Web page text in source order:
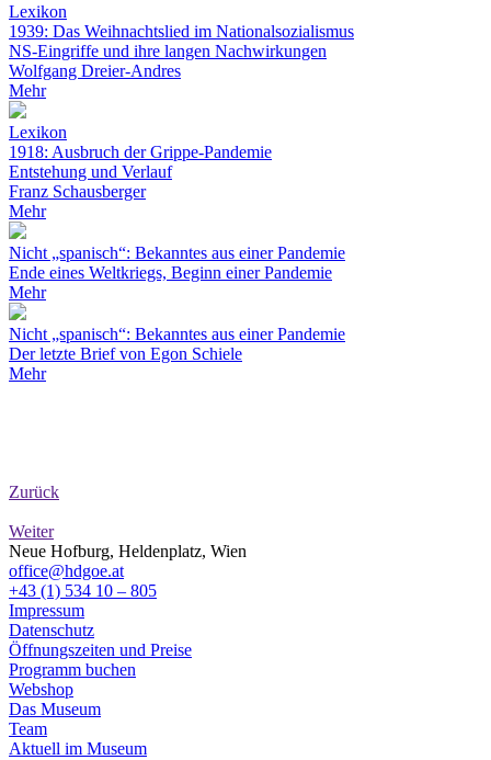
Lexikon
1939: Das Weihnachtslied im Nationalsozialismus
NS-Eingriffe und ihre langen Nachwirkungen
Wolfgang Dreier-Andres
Mehr
Lexikon
1918: Ausbruch der Grippe-Pandemie
Entstehung und Verlauf
Franz Schausberger
Mehr
Nicht „spanisch“: Bekanntes aus einer Pandemie
Ende eines Weltkriegs, Beginn einer Pandemie
Mehr
Nicht „spanisch“: Bekanntes aus einer Pandemie
Der letzte Brief von Egon Schiele
Mehr
Zurück
Weiter
Neue Hofburg, Heldenplatz, Wien
office@hdgoe.at
+43 (1) 534 10 – 805
Impressum
Datenschutz
Öffnungszeiten und Preise
Programm buchen
Webshop
Das Museum
Team
Aktuell im Museum